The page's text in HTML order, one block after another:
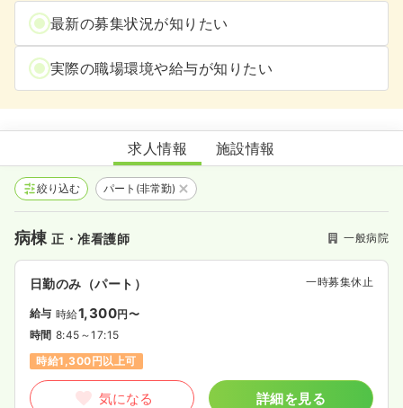
最新の募集状況が知りたい
実際の職場環境や給与が知りたい
野口病院
求人情報 施設情報
絞り込む パート(非常勤)
病棟正・准看護師 一般病院
日勤のみ（パート） 一時募集休止
給与 時給1,300円〜
時間 8:45～17:15
時給1,300円以上可
気になる 詳細を見る